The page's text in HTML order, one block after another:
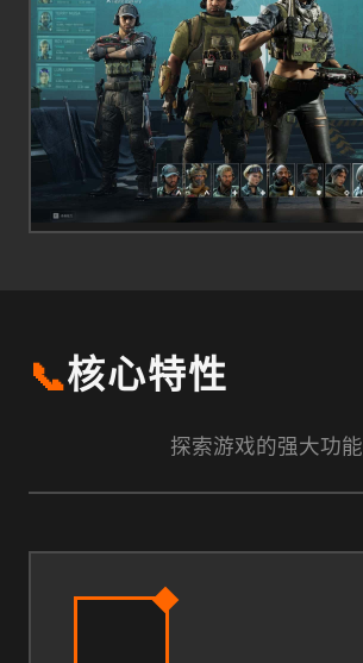
📞核心特性
探索游戏的强大功能